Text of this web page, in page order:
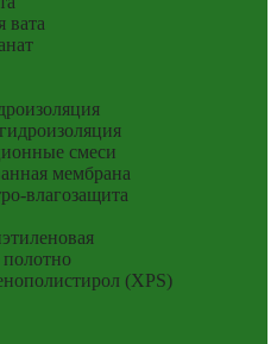
вата
смеси
мембрана
влагозащита
полотно
(XPS)